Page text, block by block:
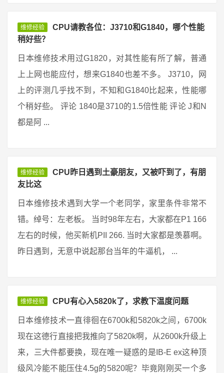
维修经验
CPU请教各位：J3710和G1840，哪个性能
稍好些？
日本维修技术用过G1820，对其性能有所了解，普通
上上网也能应付，想来G1840也差不多。 J3710，网
上的评测几乎找不到，不知和G1840比起来，性能哪
个稍好些。 评论 1840是3710的1.5倍性能 评论 J和N
都是阿 ...
维修经验
CPU昨日遇到土豪朋友，又被吓到了，有朋
友比这
日本维修技术遇到大学一个老同学，家里条件非常不
错。绰号：左老板。 当时98年左右，大家都在P1 166
左右的时候，他买新机PII 266. 当时大家都是羡慕啊。
昨日遇到，无意中说起那台当年的牛逼机， ...
维修经验 CPU有心入5820k了，求教下温度问题
日本维修技术一直徘徊在6700k和5820k之间，6700k
现在这德行直接把我推向了5820k啊，从2600k升级上
来，三大件都要换，现在唯一疑惑的是IB-E ex这种顶
级风冷能不能压住4.5g的5820呢？毕竟刚刚买一个多